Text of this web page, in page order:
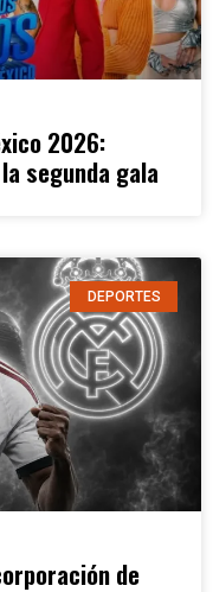
2026:
segunda gala
DEPORTES
de